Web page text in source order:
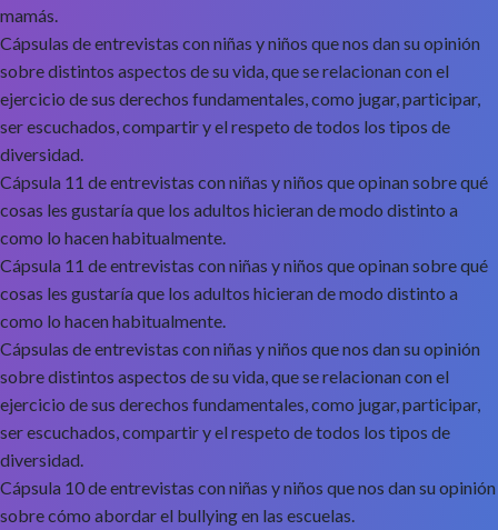
mamás.
Cápsulas de entrevistas con niñas y niños que nos dan su opinión
sobre distintos aspectos de su vida, que se relacionan con el
ejercicio de sus derechos fundamentales, como jugar, participar,
ser escuchados, compartir y el respeto de todos los tipos de
diversidad.
Cápsula 11 de entrevistas con niñas y niños que opinan sobre qué
cosas les gustaría que los adultos hicieran de modo distinto a
como lo hacen habitualmente.
Cápsula 11 de entrevistas con niñas y niños que opinan sobre qué
cosas les gustaría que los adultos hicieran de modo distinto a
como lo hacen habitualmente.
Cápsulas de entrevistas con niñas y niños que nos dan su opinión
sobre distintos aspectos de su vida, que se relacionan con el
ejercicio de sus derechos fundamentales, como jugar, participar,
ser escuchados, compartir y el respeto de todos los tipos de
diversidad.
Cápsula 10 de entrevistas con niñas y niños que nos dan su opinión
sobre cómo abordar el bullying en las escuelas.